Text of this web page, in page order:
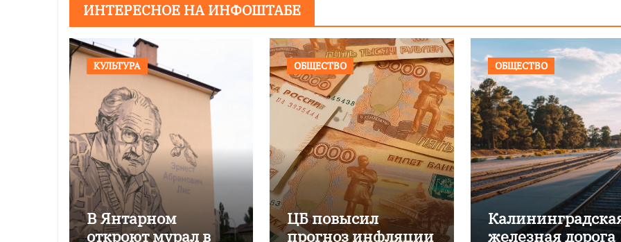
ИНТЕРЕСНОЕ НА ИНФОШТАБЕ
КУЛЬТУРА
В Янтарном
откроют мурал в
ОБЩЕСТВО
ЦБ повысил
прогноз инфляции
ОБЩЕСТВО
железная дорога